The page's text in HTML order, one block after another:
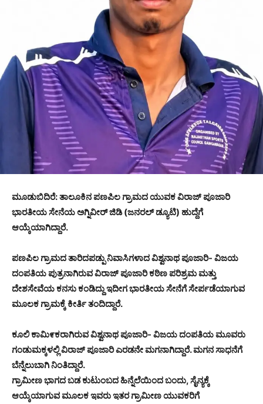
ಮೂಡುಬಿದಿರೆ: ತಾಲೂಕಿನ ಪಣಪಿಲ ಗ್ರಾಮದ ಯುವಕ ವಿರಾಜ್ ಪೂಜಾರಿ
ಭಾರತೀಯ ಸೇನೆಯ ಅಗ್ನಿವೀರ್ ಜಿಡಿ (ಜನರಲ್ ಡ್ಯೂಟಿ) ಹುದ್ದೆಗೆ
ಆಯ್ಕೆಯಾಗಿದ್ದಾರೆ.
ಪಣಪಿಲ ಗ್ರಾಮದ ತಾರಿದಪಡ್ಪು ನಿವಾಸಿಗಳಾದ ವಿಶ್ವನಾಥ ಪೂಜಾರಿ- ವಿಜಯ
ದಂಪತಿಯ ಪುತ್ರನಾಗಿರುವ ವಿರಾಜ್ ಪೂಜಾರಿ ಕಠಿಣ ಪರಿಶ್ರಮ ಮತ್ತು
ದೇಶಸೇವೆಯ ಕನಸು ಕಂಡಿದ್ದು ಇದೀಗ ಭಾರತೀಯ ಸೇನೆಗೆ ಸೇರ್ಪಡೆಯಾಗುವ
ಮೂಲಕ ಗ್ರಾಮಕ್ಕೆ ಕೀರ್ತಿ ತಂದಿದ್ದಾರೆ.
ಕೂಲಿ ಕಾಮಿ೯ಕರಾಗಿರುವ ವಿಶ್ವನಾಥ ಪೂಜಾರಿ- ವಿಜಯ ದಂಪತಿಯ ಮೂವರು
ಗಂಡುಮಕ್ಕಳಲ್ಲಿ ವಿರಾಜ್ ಪೂಜಾರಿ ಎರಡನೇ ಮಗನಾಗಿದ್ದಾರೆ. ಮಗನ ಸಾಧನೆಗೆ
ಬೆನ್ನೆಲುಬಾಗಿ ನಿಂತಿದ್ದಾರೆ.
ಗ್ರಾಮೀಣ ಭಾಗದ ಬಡ ಕುಟುಂಬದ ಹಿನ್ನೆಲೆಯಿಂದ ಬಂದು, ಸೈನ್ಯಕ್ಕೆ
ಆಯ್ಕೆಯಾಗುವ ಮೂಲಕ ಇವರು ಇತರ ಗ್ರಾಮೀಣ ಯುವಕರಿಗೆ